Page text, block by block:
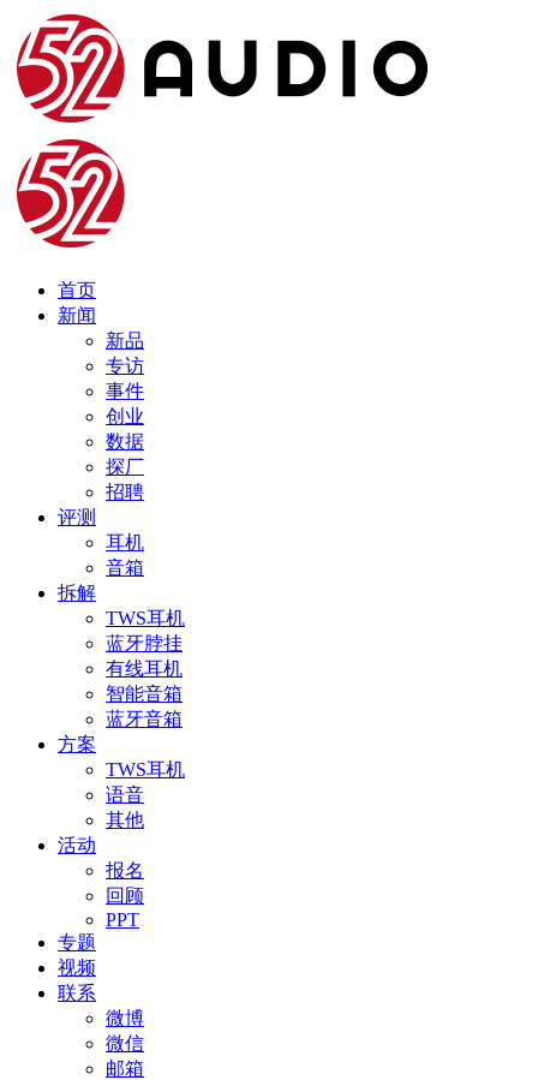
首页
新闻
新品
专访
事件
创业
数据
探厂
招聘
评测
耳机
音箱
拆解
TWS耳机
蓝牙脖挂
有线耳机
智能音箱
蓝牙音箱
方案
TWS耳机
语音
其他
活动
报名
回顾
PPT
专题
视频
联系
微博
微信
邮箱